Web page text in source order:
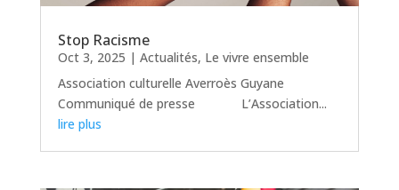
Stop Racisme
Oct 3, 2025 | Actualités, Le vivre ensemble
Association culturelle Averroès Guyane
Communiqué de presse L’Association...
lire plus